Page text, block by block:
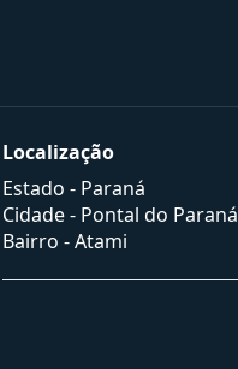
Localização
Estado - Paraná
Cidade - Pontal do Paraná
Bairro -Atami